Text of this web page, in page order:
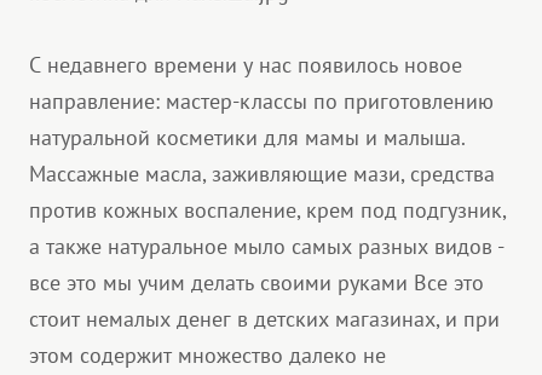
С недавнего времени у нас появилось новое
направление: мастер-классы по приготовлению
натуральной косметики для мамы и малыша.
Массажные масла, заживляющие мази, средства
против кожных воспаление, крем под подгузник,
а также натуральное мыло самых разных видов -
все это мы учим делать своими руками Все это
стоит немалых денег в детских магазинах, и при
этом содержит множество далеко не